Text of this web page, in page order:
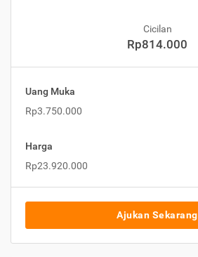
Cicilan
Rp814.000
Uang Muka
Rp3.750.000
Harga
Rp23.920.000
Ajukan Sekarang